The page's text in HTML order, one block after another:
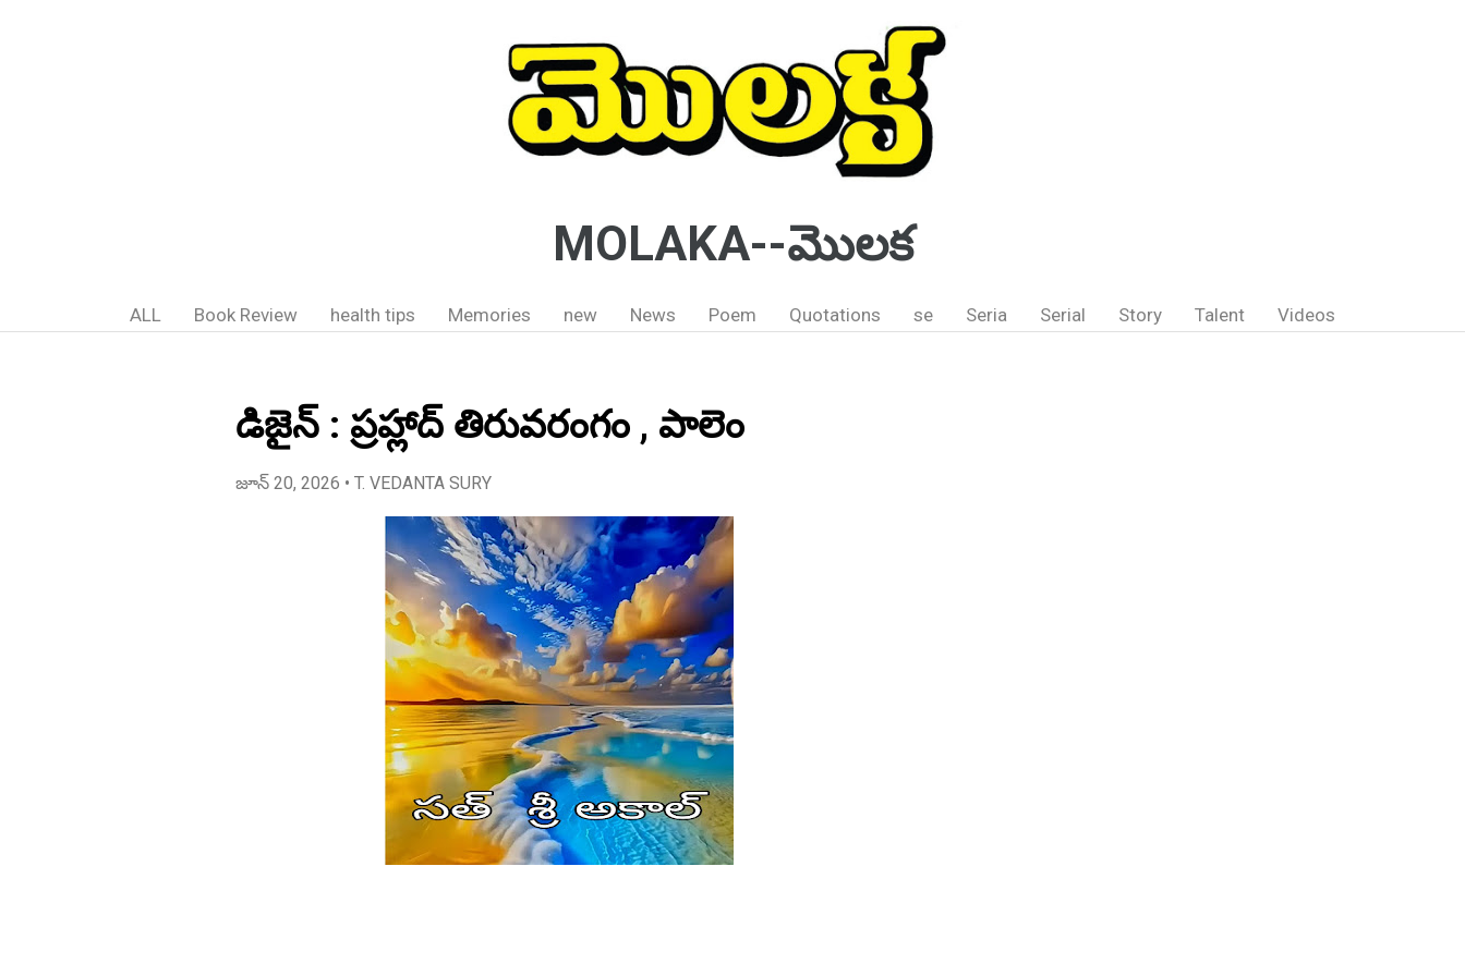
MOLAKA--మొలక
ALL Book Review health tips Memories new News Poem Quotations se Seria Serial Story Talent Videos
డిజైన్ : ప్రహ్లాద్ తిరువరంగం , పాలెం
జూన్ 20, 2026 • T. VEDANTA SURY